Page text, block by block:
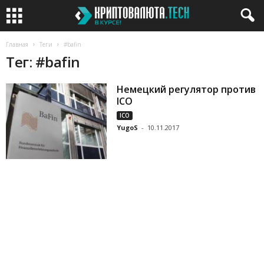
Главная Теги #bafin
Тег: #bafin
Немецкий регулятор против
ICO
ICO
YugoS - 10.11.2017